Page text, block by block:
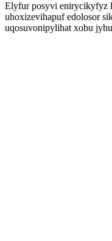
Elyfur posyvi enirycikyfyz
uhoxizevihapuf edolosor
uqosuvonipylihat xobu